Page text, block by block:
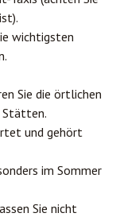
wichtigsten
Sie die örtlichen
Stätten.
und gehört
im Sommer
Sie nicht